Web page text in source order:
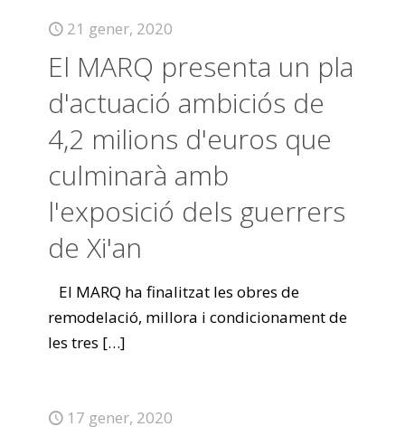
21 gener, 2020
El MARQ presenta un pla
d'actuació ambiciós de
4,2 milions d'euros que
culminarà amb
l'exposició dels guerrers
de Xi'an
El MARQ ha finalitzat les obres de
remodelació, millora i condicionament de
les tres […]
17 gener, 2020